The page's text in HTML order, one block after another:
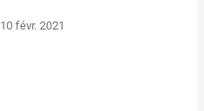
10 févr. 2021